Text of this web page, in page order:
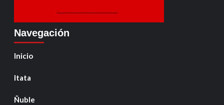
Navegación
Inicio
Itata
Ñuble